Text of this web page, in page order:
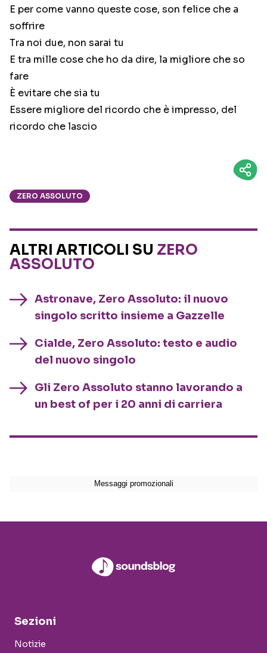
E per come vanno queste cose, son felice che a
soffrire
Tra noi due, non sarai tu
E tra mille cose che ho da dire, la migliore che so
fare
È evitare che sia tu
Essere migliore del ricordo che è impresso, del
ricordo che lascio
ZERO ASSOLUTO
ALTRI ARTICOLI SU ZERO
ASSOLUTO
Astronave, Zero Assoluto: il nuovo
singolo scritto insieme a Gazzelle
Cialde, Zero Assoluto: testo e audio
del nuovo singolo
Gli Zero Assoluto stanno lavorando a
un best of per i 20 anni di carriera
Sezioni
Notizie